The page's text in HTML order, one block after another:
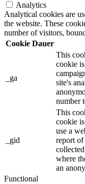
Analytics
Analytical cookies are
the website. These
number of visitors,
Cookie Dauer
_ga
This
cookie
site's
number
_gid
This
cookie
use a
report of
where
an
Functional